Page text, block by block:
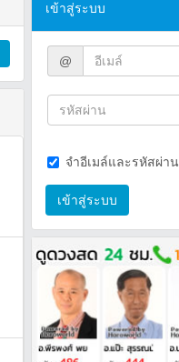
เข้าสู่ระบบ
@
จำอีเมล์และรหัสผ่าน
เข้าสู่ระบบ